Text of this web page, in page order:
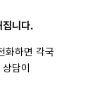
집니다.
화하면 각국
담이